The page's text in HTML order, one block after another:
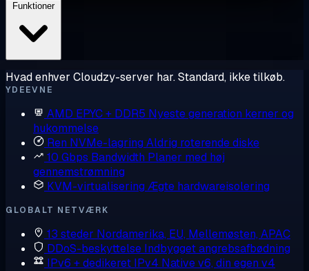
Funktioner
Hvad enhver Cloudzy-server har. Standard, ikke tilkøb.
YDEEVNE
AMD EPYC + DDR5 Nyeste generation kerner og
hukommelse
Ren NVMe-lagring Aldrig roterende diske
10 Gbps Bandwidth Planer med høj
gennemstrømning
KVM-virtualisering Ægte hardwareisolering
GLOBALT NETVÆRK
13 steder Nordamerika, EU, Mellemøsten, APAC
DDoS-beskyttelse Indbygget angrebsafbødning
IPv6 + dedikeret IPv4 Native v6, din egen v4